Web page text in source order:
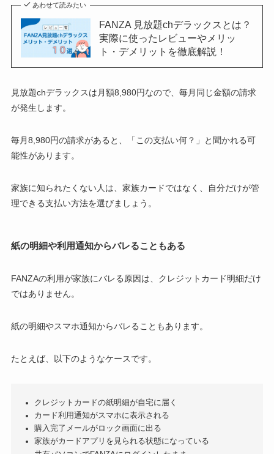
あわせて読みたい
FANZA 見放題chデラックスとは？
実際に使ったレビューやメリッ
ト・デメリットを徹底解説！
見放題chデラックスは月額8,980円なので、毎月同じ金額の請求
が発生します。
毎月8,980円の請求があると、「この支払い何？」と聞かれる可
能性があります。
家族に知られたくない人は、家族カードではなく、自分だけが管
理できる支払い方法を選びましょう。
紙の明細や利用通知からバレることもある
FANZAの利用が家族にバレる原因は、クレジットカード明細だけ
ではありません。
紙の明細やスマホ通知からバレることもあります。
たとえば、以下のようなケースです。
クレジットカードの紙明細が自宅に届く
カード利用通知がスマホに表示される
購入完了メールがロック画面に出る
家族がカードアプリを見られる状態になっている